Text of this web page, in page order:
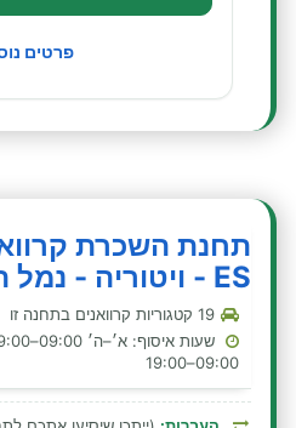
פרטים
ES - ויטוריה - נמל תעופה
09:00–19:00